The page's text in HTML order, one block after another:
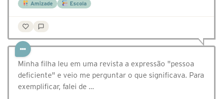
Amizade Escola
Minha filha leu em uma revista a expressão "pessoa
deficiente" e veio me perguntar o que significava. Para
exemplificar, falei de …